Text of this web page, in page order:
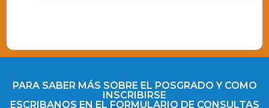
PARA SABER MÁS SOBRE EL POSGRADO Y COMO
INSCRIBIRSE
ESCRIBANOS EN EL FORMULARIO DE CONSULTAS